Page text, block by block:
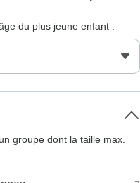
du plus jeune enfant :
groupe dont la taille max.